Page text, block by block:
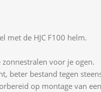
met de HJC F100 helm.
voor je ogen.
beter bestand tegen
op montage van